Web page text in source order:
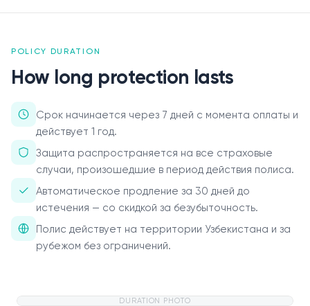
О нас
Пресс-центр
Акционерам
Документы
Вакансии
Партнёры
FAQ
POLICY DURATION
How long protection lasts
Срок начинается через 7 дней с момента оплаты и
действует 1 год.
Защита распространяется на все страховые
случаи, произошедшие в период действия полиса.
Автоматическое продление за 30 дней до
истечения — со скидкой за безубыточность.
Полис действует на территории Узбекистана и за
рубежом без ограничений.
DURATION PHOTO